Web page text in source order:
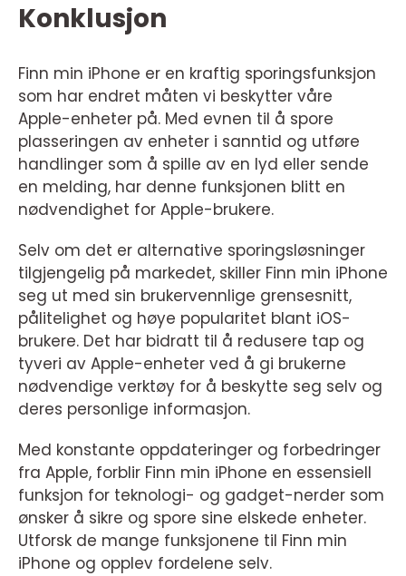
Konklusjon
Finn min iPhone er en kraftig sporingsfunksjon
som har endret måten vi beskytter våre
Apple-enheter på. Med evnen til å spore
plasseringen av enheter i sanntid og utføre
handlinger som å spille av en lyd eller sende
en melding, har denne funksjonen blitt en
nødvendighet for Apple-brukere.
Selv om det er alternative sporingsløsninger
tilgjengelig på markedet, skiller Finn min iPhone
seg ut med sin brukervennlige grensesnitt,
pålitelighet og høye popularitet blant iOS-
brukere. Det har bidratt til å redusere tap og
tyveri av Apple-enheter ved å gi brukerne
nødvendige verktøy for å beskytte seg selv og
deres personlige informasjon.
Med konstante oppdateringer og forbedringer
fra Apple, forblir Finn min iPhone en essensiell
funksjon for teknologi- og gadget-nerder som
ønsker å sikre og spore sine elskede enheter.
Utforsk de mange funksjonene til Finn min
iPhone og opplev fordelene selv.